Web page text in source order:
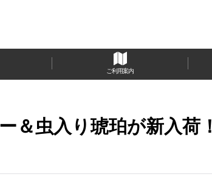
ご利用案内
＆虫入り琥珀が新入荷！